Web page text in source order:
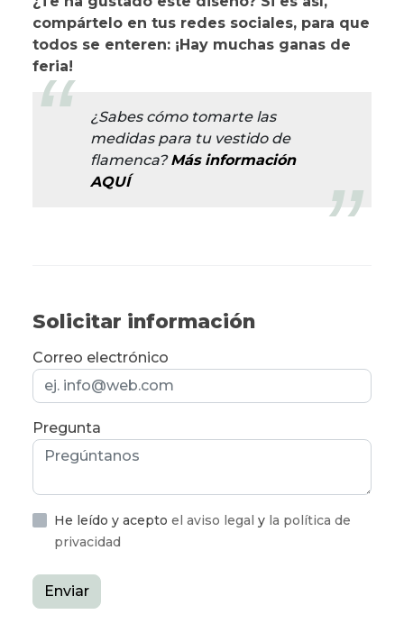
compártelo en tus redes sociales, para que
todos se enteren: ¡Hay muchas ganas de
feria!
¿Sabes cómo tomarte las
medidas para tu vestido de
flamenca?Más información
AQUÍ
Solicitar información
Correo electrónico
Pregunta
He leído y acepto el aviso legal y la política de
privacidad
Enviar